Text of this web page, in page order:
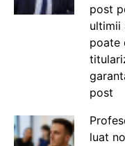
post
ultimii
poate
post
luat